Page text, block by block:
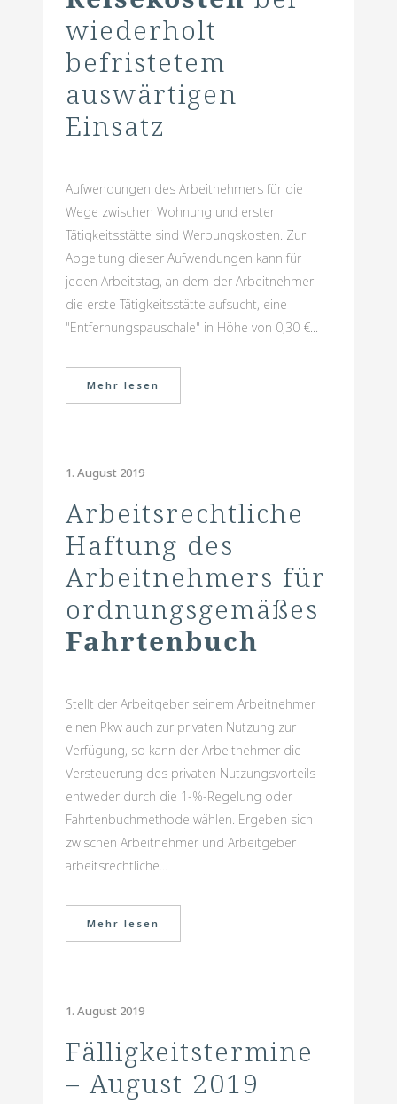
wiederholt
befristetem
auswärtigen
Einsatz
Aufwendungen des Arbeitnehmers für die
Wege zwischen Wohnung und erster
Tätigkeitsstätte sind Werbungskosten. Zur
Abgeltung dieser Aufwendungen kann für
jeden Arbeitstag, an dem der Arbeitnehmer
die erste Tätigkeitsstätte aufsucht, eine
"Entfernungspauschale" in Höhe von 0,30 €...
Mehr lesen
1. August 2019
Arbeitsrechtliche
Haftung des
Arbeitnehmers für
ordnungsgemäßes
Fahrtenbuch
Stellt der Arbeitgeber seinem Arbeitnehmer
einen Pkw auch zur privaten Nutzung zur
Verfügung, so kann der Arbeitnehmer die
Versteuerung des privaten Nutzungsvorteils
entweder durch die 1-%-Regelung oder
Fahrtenbuchmethode wählen. Ergeben sich
zwischen Arbeitnehmer und Arbeitgeber
arbeitsrechtliche...
Mehr lesen
1. August 2019
Fälligkeitstermine
– August 2019